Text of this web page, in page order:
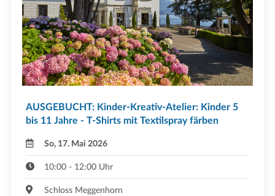
AUSGEBUCHT: Kinder-Kreativ-Atelier: Kinder 5
bis 11 Jahre - T-Shirts mit Textilspray färben
So, 17. Mai 2026
10:00 - 12:00 Uhr
Schloss Meggenhorn